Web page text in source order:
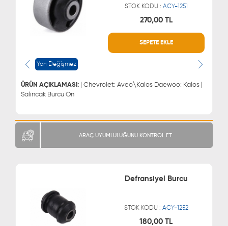
STOK KODU : ACY-1251
270,00 TL
SEPETE EKLE
Yön Değişmez
ÜRÜN AÇIKLAMASI: | Chevrolet: Aveo\Kalos Daewoo: Kalos |
Salıncak Burcu Ön
MÜŞTERİ HİZMETLERİ
ARAÇ UYUMLULUĞUNU KONTROL ET
Defransiyel Burcu
STOK KODU : ACY-1252
180,00 TL